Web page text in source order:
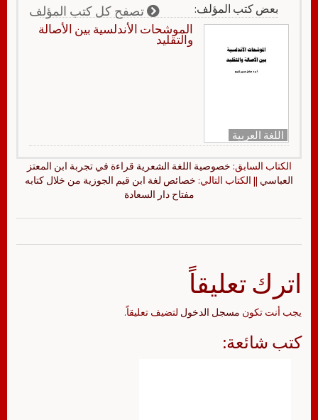
بعض كتب المؤلف: تصفح كل كتب المؤلف
اللغة العربية
الموشحات الأندلسية بين الأصالة
والتقليد
الكتاب السابق: خصوصية اللغة الشعرية قراءة في تجربة ابن المعتز
العباسي || الكتاب التالي: خصائص لغة ابن قيم الجوزية من خلال كتابه
مفتاح دار السعادة
اترك تعليقاً
يجب أنت تكون مسجل الدخول لتضيف تعليقاً.
كتب شائعة: